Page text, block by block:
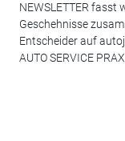
NEWSLETTER fasst
Geschehnisse
Entscheider auf
AUTO SERVICE